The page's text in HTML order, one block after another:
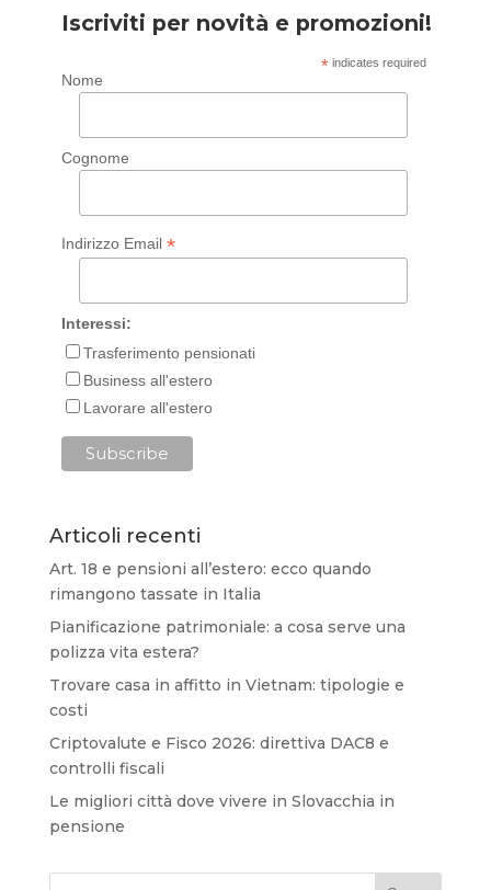
Iscriviti per novità e promozioni!
* indicates required
Nome
Cognome
Indirizzo Email *
Interessi:
Trasferimento pensionati
Business all'estero
Lavorare all'estero
Articoli recenti
Art. 18 e pensioni all’estero: ecco quando
rimangono tassate in Italia
Pianificazione patrimoniale: a cosa serve una
polizza vita estera?
Trovare casa in affitto in Vietnam: tipologie e
costi
Criptovalute e Fisco 2026: direttiva DAC8 e
controlli fiscali
Le migliori città dove vivere in Slovacchia in
pensione